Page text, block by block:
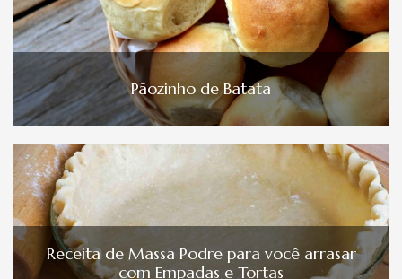
Pãozinho de Batata
Receita de Massa Podre para você arrasar
com Empadas e Tortas